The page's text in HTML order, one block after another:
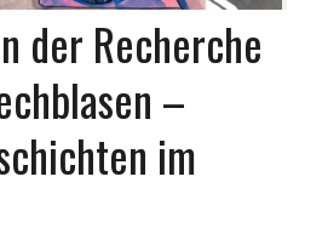
der Recherche
–
im